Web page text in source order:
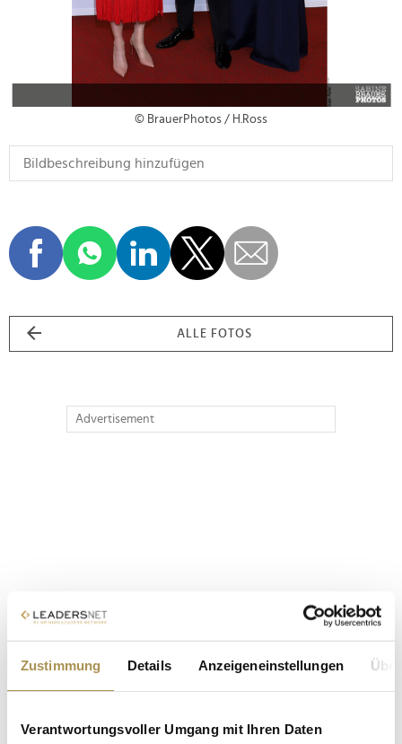
Zustimmung Details Anzeigeneinstellungen
Verantwortungsvoller Umgang mit Ihren Daten
© BrauerPhotos / H.Ross
ALLE FOTOS
Advertisement